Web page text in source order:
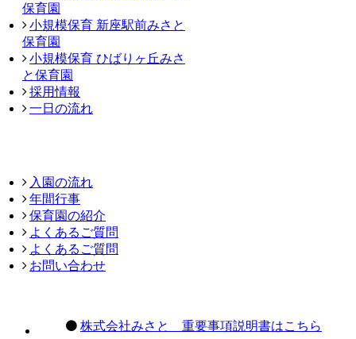
保育園
小規模保育 新座駅前みさと
保育園
小規模保育 ひばりヶ丘みさ
と保育園
採用情報
一日の流れ
入園の流れ
年間行事
保育園の紹介
よくあるご質問
よくあるご質問
お問い合わせ
株式会社みさと 重要事項説明書はこちら